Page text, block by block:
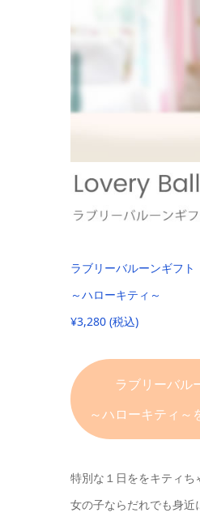
ラブリーバルーンギフト
～ハローキティ～
¥3,280 (税込)
ラブリーバル
～ハローキティ
特別な１日ををキティち
女の子ならだれでも身近